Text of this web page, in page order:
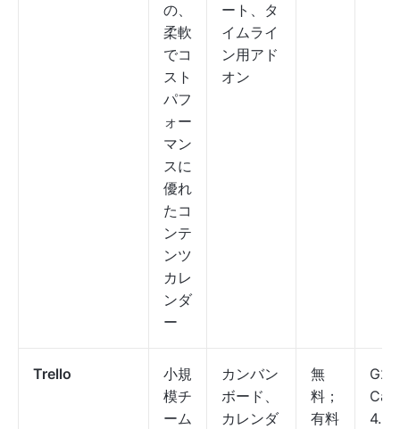
の、
柔軟
でコ
スト
パフ
ォー
マン
スに
優れ
たコ
ンテ
ンツ
カレ
ンダ
ー
ート、タ
イムライ
ン用アド
オン
Trello
小規
模チ
ーム
カンバン
ボード、
カレンダ
無
料；
有料
G2:
4.5/